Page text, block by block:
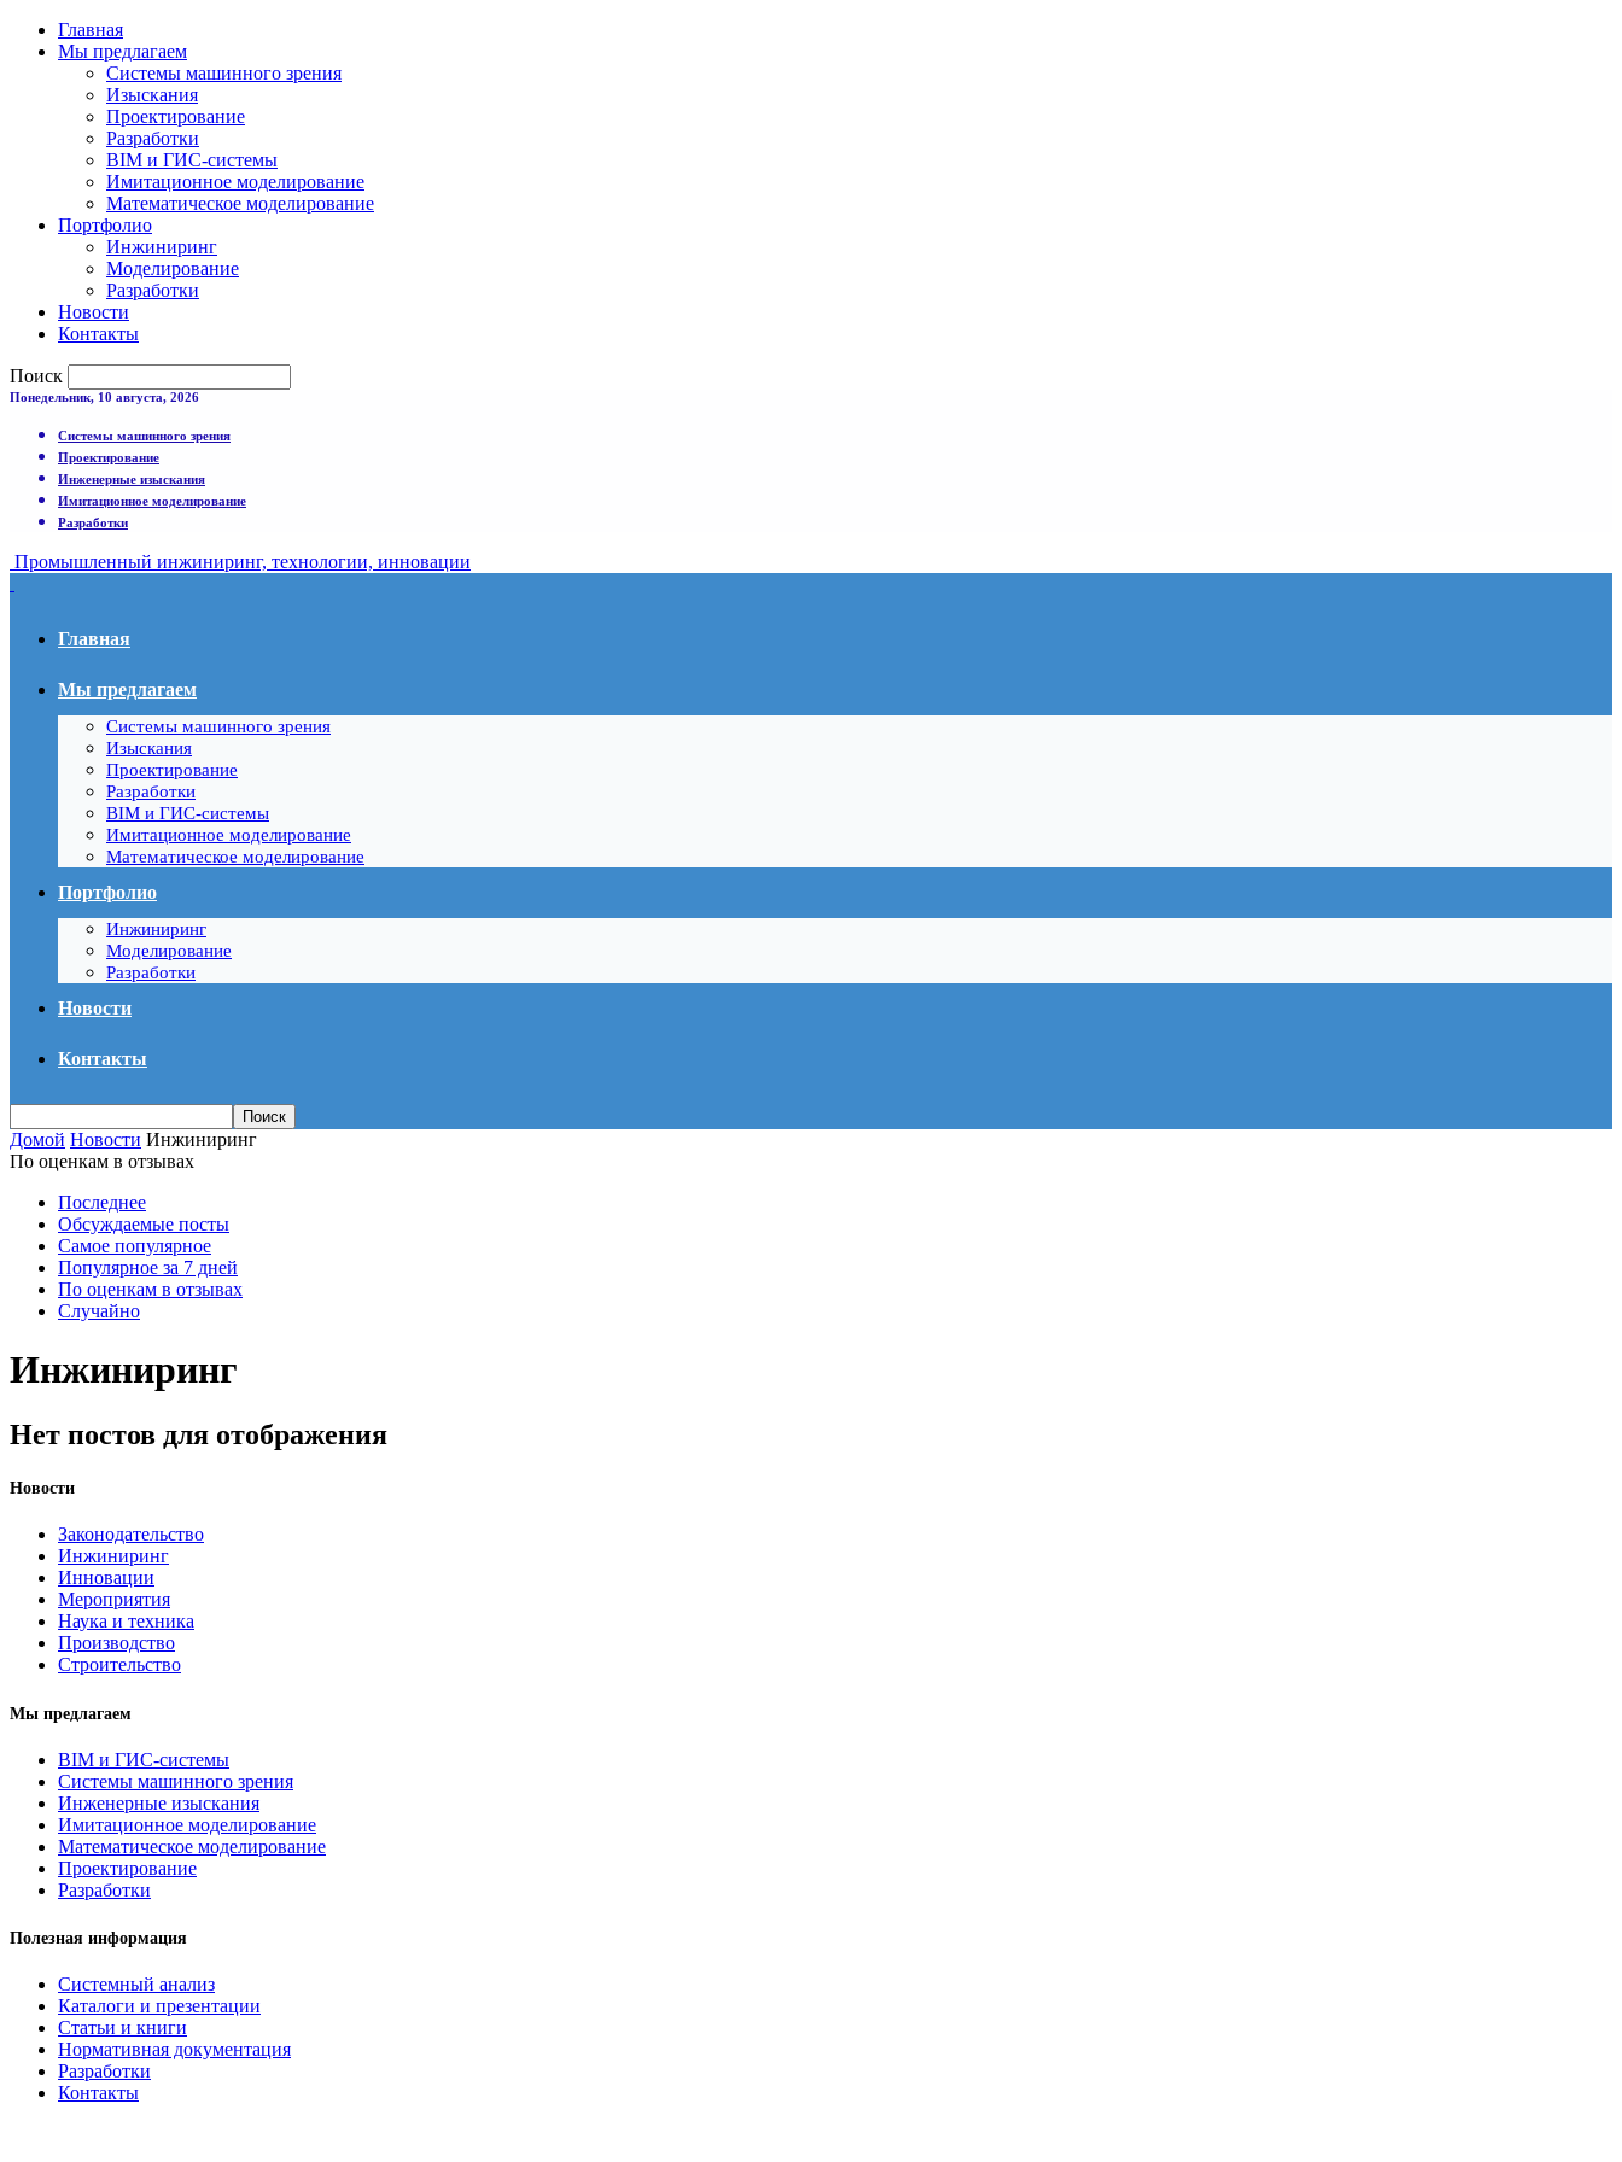
Главная
Мы предлагаем
Системы машинного зрения
Изыскания
Проектирование
Разработки
BIM и ГИС-системы
Имитационное моделирование
Математическое моделирование
Портфолио
Инжиниринг
Моделирование
Разработки
Новости
Контакты
Поиск
Понедельник, 10 августа, 2026
Системы машинного зрения
Проектирование
Инженерные изыскания
Имитационное моделирование
Разработки
Промышленный инжиниринг, технологии, инновации
Главная
Мы предлагаем
Системы машинного зрения
Изыскания
Проектирование
Разработки
BIM и ГИС-системы
Имитационное моделирование
Математическое моделирование
Портфолио
Инжиниринг
Моделирование
Разработки
Новости
Контакты
Домой Новости Инжиниринг
По оценкам в отзывах
Последнее
Обсуждаемые посты
Самое популярное
Популярное за 7 дней
По оценкам в отзывах
Случайно
Инжиниринг
Нет постов для отображения
Новости
Законодательство
Инжиниринг
Инновации
Мероприятия
Наука и техника
Производство
Строительство
Мы предлагаем
BIM и ГИС-системы
Системы машинного зрения
Инженерные изыскания
Имитационное моделирование
Математическое моделирование
Проектирование
Разработки
Полезная информация
Системный анализ
Каталоги и презентации
Статьи и книги
Нормативная документация
Разработки
Контакты